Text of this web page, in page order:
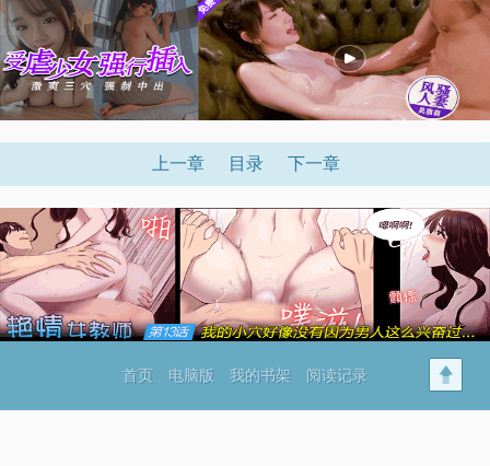
上一章 目录 下一章
首页 电脑版 我的书架 阅读记录